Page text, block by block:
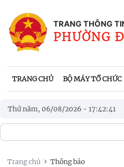
TRANG THÔNG
PHƯỜNG
TRANG CHỦ BỘ MÁY TỔ CHỨC
Thứ năm, 06/08/2026 - 17:42:43
được công nhận là Di sản văn hóa
được công nhận là Di sản văn hóa
Trang chủ Thông báo